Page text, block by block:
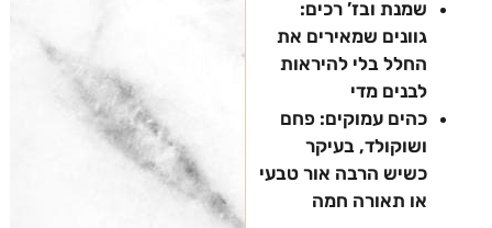
שמנת ובז’ רכים:
גוונים שמאירים את
החלל בלי להיראות
לבנים מדי
כהים עמוקים: פחם
ושוקולד, בעיקר
כשיש הרבה אור טבעי
או תאורה חמה